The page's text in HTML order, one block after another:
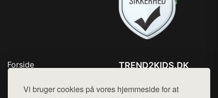
Vi bruger cookies på vores hjemmeside for at
Forside
Top Rabatter
TREND2KIDS.DK